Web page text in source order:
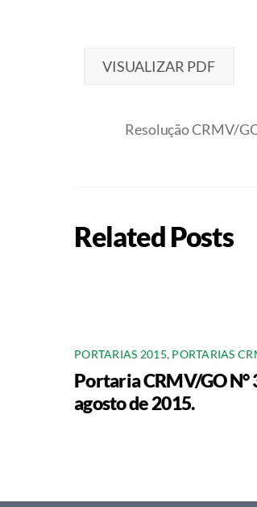
VISUALIZAR PDF
Resolução CRMV/
Related Posts
PORTARIAS 2015, PORTARIAS
Portaria CRMV/GO N°
agosto de 2015.